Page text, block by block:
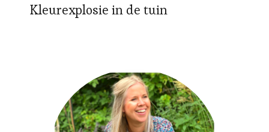
Kleurexplosie in de tuin